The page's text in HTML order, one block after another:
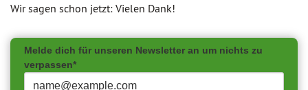
Wir sagen schon jetzt: Vielen Dank!
Melde dich für unseren Newsletter an um nichts zu
verpassen*